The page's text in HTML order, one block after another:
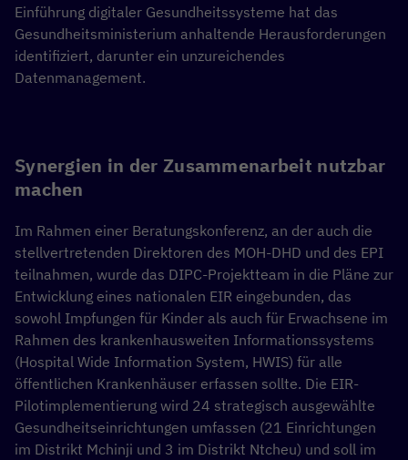
Einführung digitaler Gesundheitssysteme hat das
Gesundheitsministerium anhaltende Herausforderungen
identifiziert, darunter ein unzureichendes
Datenmanagement.
Synergien in der Zusammenarbeit nutzbar
machen
Im Rahmen einer Beratungskonferenz, an der auch die
stellvertretenden Direktoren des MOH-DHD und des EPI
teilnahmen, wurde das DIPC-Projektteam in die Pläne zur
Entwicklung eines nationalen EIR eingebunden, das
sowohl Impfungen für Kinder als auch für Erwachsene im
Rahmen des krankenhausweiten Informationssystems
(Hospital Wide Information System, HWIS) für alle
öffentlichen Krankenhäuser erfassen sollte. Die EIR-
Pilotimplementierung wird 24 strategisch ausgewählte
Gesundheitseinrichtungen umfassen (21 Einrichtungen
im Distrikt Mchinji und 3 im Distrikt Ntcheu) und soll im